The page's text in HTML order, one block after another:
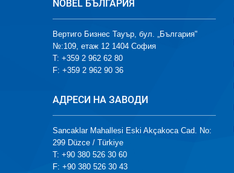
NOBEL БЪЛГАРИЯ
Вертиго Бизнес Тауър, бул. „България"
№:109, етаж 12 1404 София
T: +359 2 962 62 80
F: +359 2 962 90 36
АДРЕСИ НА ЗАВОДИ
Sancaklar Mahallesi Eski Akçakoca Cad. No:
299 Düzce / Türkiye
T: +90 380 526 30 60
F: +90 380 526 30 43